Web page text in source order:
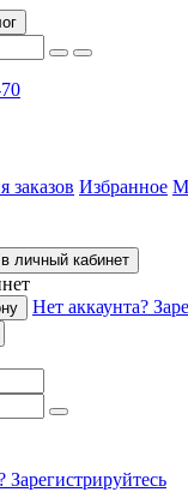
заказов Избранное
Нет аккаунта?
Зарегистрируйтесь